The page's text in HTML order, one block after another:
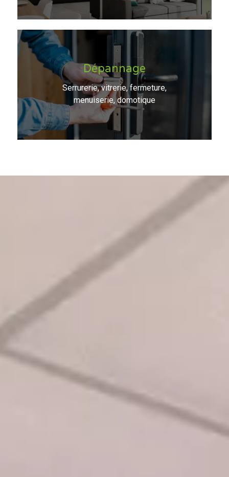
Dépannage
Serrurerie, vitrerie, fermeture,
menuiserie, domotique